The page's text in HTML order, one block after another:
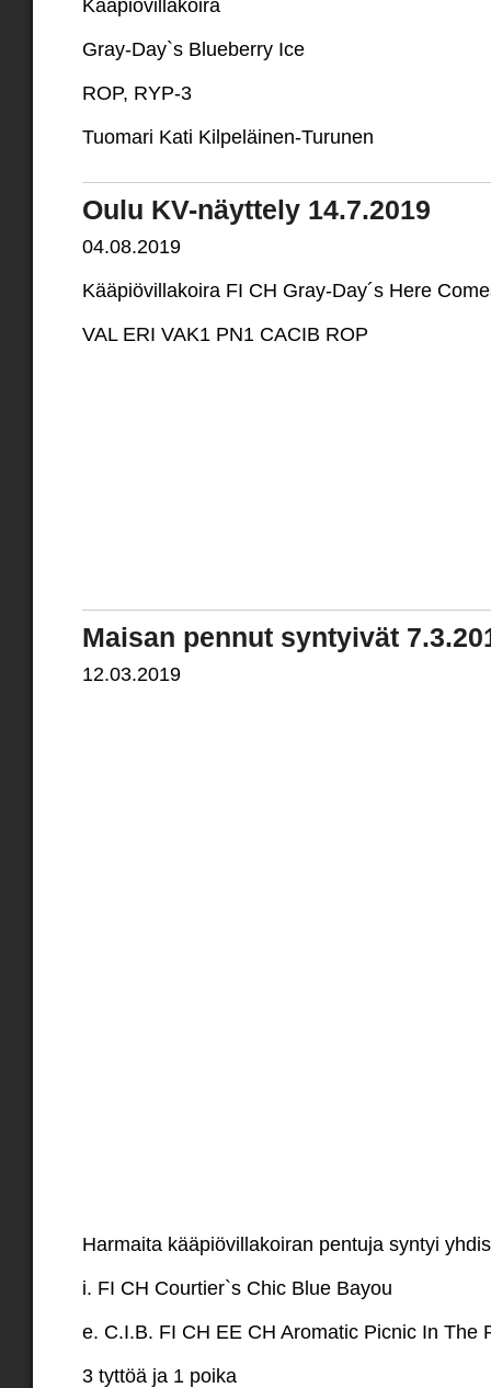
Kääpiövillakoira
Gray-Day`s Blueberry Ice
ROP, RYP-3
Tuomari Kati Kilpeläinen-Turunen
Oulu KV-näyttely 14.7.2019
04.08.2019
Kääpiövillakoira FI CH Gray-Day´s Here
VAL ERI VAK1 PN1 CACIB ROP
Maisan pennut syntyivät
12.03.2019
Harmaita kääpiövillakoiran pentuja syntyi
i. FI CH Courtier`s Chic Blue Bayou
e. C.I.B. FI CH EE CH Aromatic Picnic In The
3 tyttöä ja 1 poika